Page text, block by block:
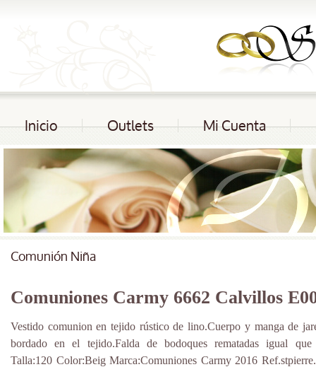
Inicio Outlets Mi Cuenta
Comunión Niña
Comuniones Carmy 6662 Calvillos
Vestido comunion en tejido rústico de lino.Cuerpo y manga de
bordado en el tejido.Falda de bodoques rematadas igual
Talla:120 Color:Beig Marca:Comuniones Carmy 2016